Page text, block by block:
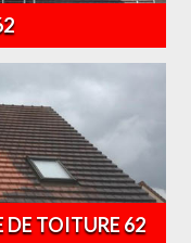
DE TOITURE 62